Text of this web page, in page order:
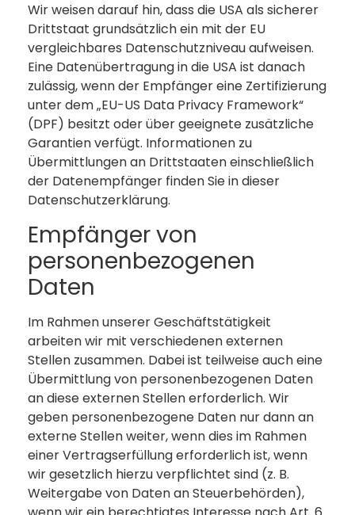
Wir weisen darauf hin, dass die USA als sicherer
Drittstaat grundsätzlich ein mit der EU
vergleichbares Datenschutzniveau aufweisen.
Eine Datenübertragung in die USA ist danach
zulässig, wenn der Empfänger eine Zertifizierung
unter dem „EU-US Data Privacy Framework“
(DPF) besitzt oder über geeignete zusätzliche
Garantien verfügt. Informationen zu
Übermittlungen an Drittstaaten einschließlich
der Datenempfänger finden Sie in dieser
Datenschutzerklärung.
Empfänger von
personenbezogenen
Daten
Im Rahmen unserer Geschäftstätigkeit
arbeiten wir mit verschiedenen externen
Stellen zusammen. Dabei ist teilweise auch eine
Übermittlung von personenbezogenen Daten
an diese externen Stellen erforderlich. Wir
geben personenbezogene Daten nur dann an
externe Stellen weiter, wenn dies im Rahmen
einer Vertragserfüllung erforderlich ist, wenn
wir gesetzlich hierzu verpflichtet sind (z. B.
Weitergabe von Daten an Steuerbehörden),